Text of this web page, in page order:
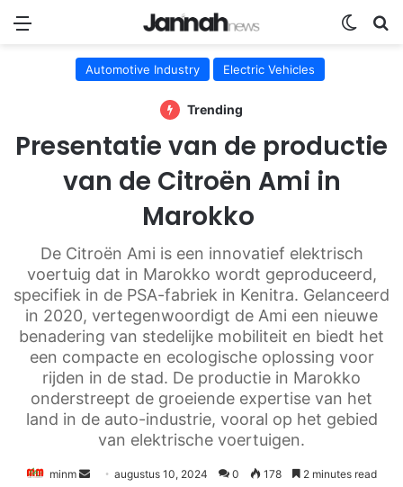
Menu
Automotive Industry Electric Vehicles
Trending
Presentatie van de productie
van de Citroën Ami in
Marokko
De Citroën Ami is een innovatief elektrisch
voertuig dat in Marokko wordt geproduceerd,
specifiek in de PSA-fabriek in Kenitra. Gelanceerd
in 2020, vertegenwoordigt de Ami een nieuwe
benadering van stedelijke mobiliteit en biedt het
een compacte en ecologische oplossing voor
rijden in de stad. De productie in Marokko
onderstreept de groeiende expertise van het
land in de auto-industrie, vooral op het gebied
van elektrische voertuigen.
minm
Sendaugustus 10, 2024 0 178 2 minutes read